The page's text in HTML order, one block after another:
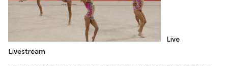
Live
Livestream